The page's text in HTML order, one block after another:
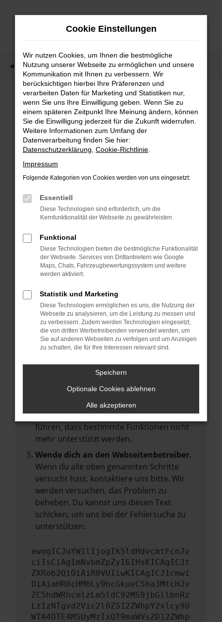
Zum
Startseite Fahrzeugangebote Fahrzeugmarkt
Fahrzeugmarkt
Fehler: Network Error
Beim Laden ist ein Fehler aufgetreten.
Hier sind ein paar Tipps, die dir helfen können:
Überprüfe deine Firewall und deine
Internetverbindung.
deine Suchmaschine?
Prüfe deine Browsererweiterungen.
Manche Erweiterungen, wie Werbeblocker,
können das Laden bestimmter Seiten
anderen Browser oder in einem privaten
Fenster?
Starte dein Gerät neu.
Das kann manchmal helfen,
vorübergehende Probleme zu beheben.
Stelle sicher, dass dein Browser und dein
Betriebssystem auf dem neuesten Stand
Veraltete Software birgt nicht nur ein
Sicherheitsrisiko, sondern kann auch dazu
führen, dass bestimmte Funktionen nicht
mehr unterstützt werden.
Wende dich an den Webseitenbetreiber.
Wenn du alle oben genannten Schritte
versucht hast, kontaktiere uns bitte. Wir
werden versuchen, das Problem zu
beheben. Du kannst uns diesen Text
schicken, um uns bei der Fehlersuche zu
unterstützen:
ewogICJuYW1lIjogIk5ldHdvcmtFcnJv
ciIsCiAgImNvbmZpZyI6IHsKICAgICJt
ZXRob2QiOiAiR0VUIiwKICAgICJ1cmwi
OiAiaHR0cHM6Ly9hcGkueC5ha3MtcHJv
ZC5hdWRhcmlzLm5ldC92MS9jbGllbnRz
LzIzNTgvd2Vic2l0ZS12ZWhpY2xlcy9U
WTA4OTE4MSUyMzIxOT9maWVsZD12ZWhp
Cookie Einstellungen
Wir nutzen Cookies, um Ihnen die bestmögliche
Nutzung unserer Webseite zu ermöglichen und unsere
Kommunikation mit Ihnen zu verbessern. Wir
berücksichtigen hierbei Ihre Präferenzen und
verarbeiten Daten für Marketing und Statistiken nur,
wenn Sie uns Ihre Einwilligung geben. Wenn Sie zu
einem späteren Zeitpunkt Ihre Meinung ändern, können
Sie die Einwilligung jederzeit für die Zukunft widerrufen.
Weitere Informationen zum Umfang der
Datenverarbeitung finden Sie hier:
Datenschutzerklärung Cookie-Richtlinie
Impressum
Folgende Kategorien von Cookies werden von uns eingesetzt:
Essentiell
Diese Technologien sind erforderlich, um die
Kernfunktionalität der Webseite zu gewährleisten.
Funktional
Diese Technologien bieten die bestmögliche Funktionalität
der Webseite. Services von Drittanbietern wie Google
Maps, Chats, Fahrzeugbewertungssystem und weitere
werden aktiviert.
Statistik und Marketing
Diese Technologien ermöglichen es uns, die Nutzung der
Webseite zu analysieren, um die Leistung zu messen und
zu verbessern. Zudem werden Technologien eingesetzt,
die von dritten Werbetreibenden verwendet werden, um
Sie auf anderen Webseiten zu verfolgen und um Anzeigen
zu schalten, die für Ihre Interessen relevant sind.
Speichern
Optionale Cookies ablehnen
Alle akzeptieren